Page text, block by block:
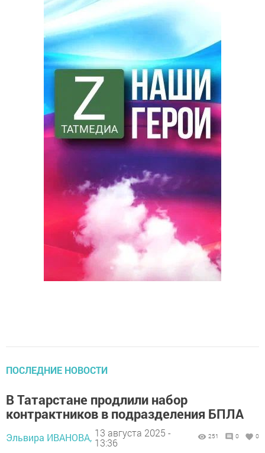
ПОСЛЕДНИЕ НОВОСТИ
В Татарстане продлили набор
контрактников в подразделения БПЛА
Эльвира ИВАНОВА, 13 августа 2025 -
13:36
251 0 0